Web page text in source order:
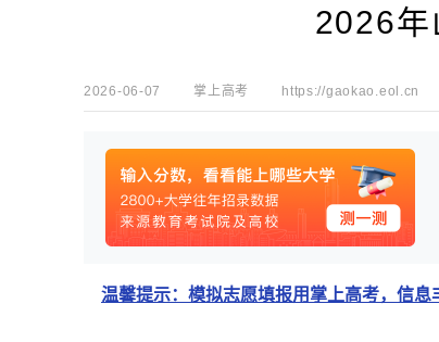
2026年
2026-06-07 掌上高考 https://gaokao.eol.cn
温馨提示：模拟志愿填报用掌上高考，信息